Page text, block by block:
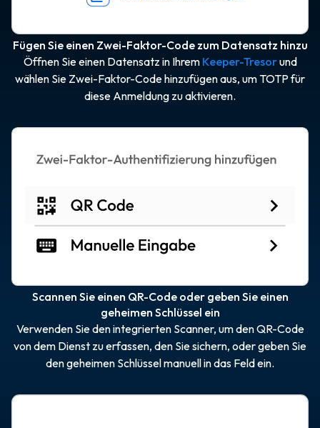
Fügen Sie einen Zwei-Faktor-Code zum Datensatz hinzu
Öffnen Sie einen Datensatz in Ihrem Keeper-Tresorund
wählen Sie Zwei-Faktor-Code hinzufügen aus, um TOTP für
diese Anmeldung zu aktivieren.
Scannen Sie einen QR-Code oder geben Sie einen
geheimen Schlüssel ein
Verwenden Sie den integrierten Scanner, um den QR-Code
von dem Dienst zu erfassen, den Sie sichern, oder geben Sie
den geheimen Schlüssel manuell in das Feld ein.